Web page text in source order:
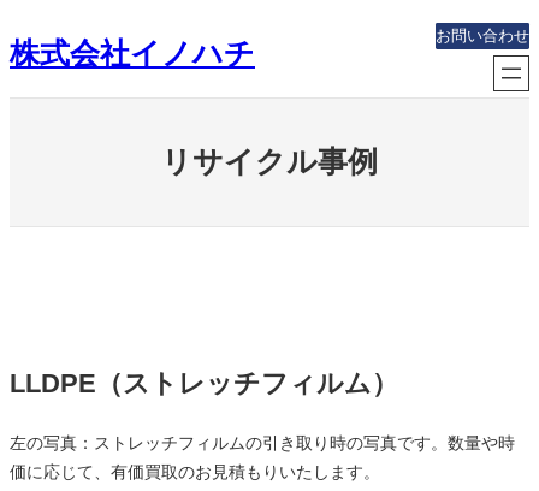
容
株式会社イノハチ
お問い合わせ
リサイクル事例
LLDPE（ストレッチフィルム）
左の写真：ストレッチフィルムの引き取り時の写真です。数量や時
価に応じて、有価買取のお見積もりいたします。